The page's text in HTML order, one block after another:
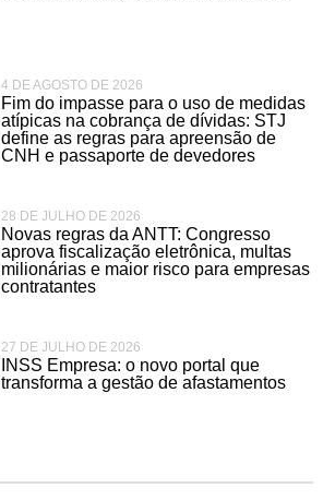
4 DE AGOSTO DE 2026
Fim do impasse para o uso de medidas
atípicas na cobrança de dívidas: STJ
define as regras para apreensão de
CNH e passaporte de devedores
28 DE JULHO DE 2026
Novas regras da ANTT: Congresso
aprova fiscalização eletrônica, multas
milionárias e maior risco para empresas
contratantes
27 DE JULHO DE 2026
INSS Empresa: o novo portal que
transforma a gestão de afastamentos